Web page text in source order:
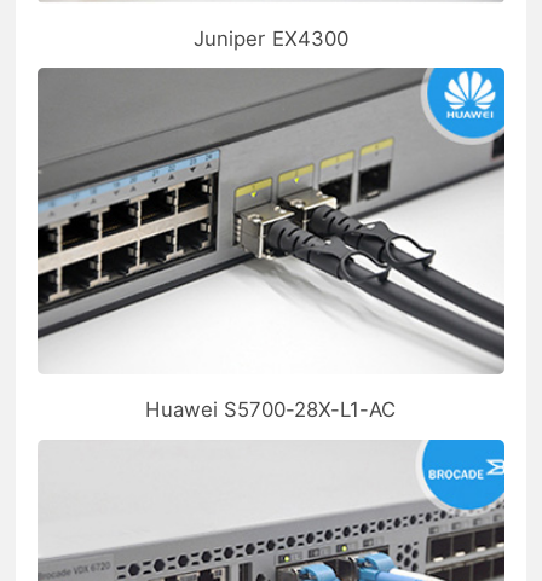
Juniper EX4300
Huawei S5700-28X-L1-AC